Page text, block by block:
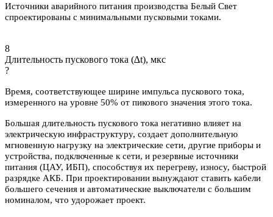
Источники аварийного питания производства Белый Свет
спроектированы с минимальными пусковыми токами.
8
Длительность пускового тока (∆t), мкс
?
Время, соответствующее ширине импульса пускового тока,
измеренного на уровне 50% от пикового значения этого тока.
Большая длительность пускового тока негативно влияет на
электрическую инфраструктуру, создает дополнительную
мгновенную нагрузку на электрические сети, другие приборы и
устройства, подключенные к сети, и резервные источники
питания (ЦАУ, ИБП), способствуя их перегреву, износу, быстрой
разрядке АКБ. При проектировании вынуждают ставить кабели
большего сечения и автоматические выключатели с большим
номиналом, что удорожает проект.